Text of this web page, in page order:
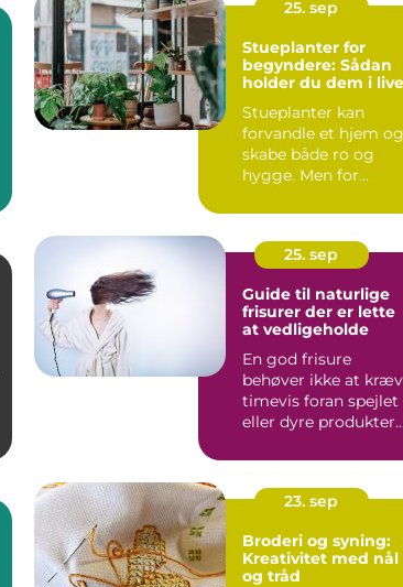
25. sep
Stueplanter for
begyndere: Sådan
holder du dem i live
Stueplanter kan
forvandle et hjem og
skabe både ro og
hygge. Men for
entusiasme...
25. sep
Guide til naturlige
frisurer der er lette
at vedligeholde
En god frisure
behøver ikke at
timevis foran spejlet
eller dyre produkter.
23. sep
Broderi og syning:
Kreativitet med nål
og tråd